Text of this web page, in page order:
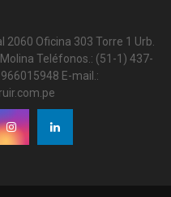
2060 Oficina 303 Torre 1 Urb.
Teléfonos.: (51-1) 437-
E-mail.: